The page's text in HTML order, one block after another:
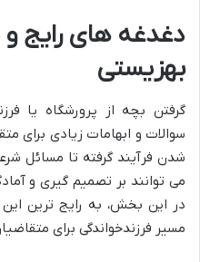
دغدغه های رایج
بهزیستی
گرفتن بچه از پرورشگاهیا
سوالات و ابهامات زیادی برای
شدن فرآیند گرفته تا مسائل
می توانند بر تصمیم گیری و
در این بخش، به رایج ترین
مسیر فرزندخواندگی برای